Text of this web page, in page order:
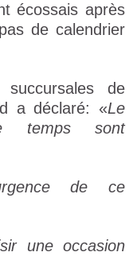
écossais après
de calendrier
de
a déclaré: «Le
temps sont
de ce
une occasion